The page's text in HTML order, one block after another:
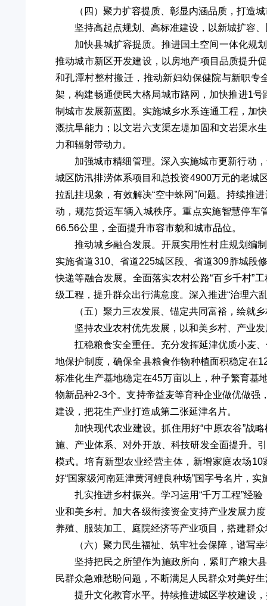
（四）聚力扩容提质、彰显内涵品质，打造
坚持高起点规划、高标准建设，以新城扩容
加快县城扩容提质。推进国土空间一体化规
推动城市新区开发建设，以房地产项目品质提升
和孔潭村整村搬迁，推动新妇幼保健院与新职
架，构建畅通便民大格局城市路网，加快推进1
制城市发展新蓝图。实施城乡水系连通工程，加
溉抗旱能力；以文岩六支渠左堤加固和文岩渠水
力和辐射带动力。
加强城市精细管理。深入实施城市更新行动
城区防汛排涝体系项目和总投资4900万元的老城
拉乱挂现象，有效解决“空中蛛网”问题。持续推
动，规范货运车辆入城秩序。重点实施智慧停
66.56公里，全面提升市容市貌和城市品位。
推动城乡融合发展。开展实用性村庄规划编
实施省道310、省道225城区段、省道309胙城段
快递等融合发展。全面落实农村公路“百乡千村”
级工程，提升群众出行满意度。深入推进“治理六
（五）聚力三农发展、锚定共同富裕，绘就
坚持农业农村优先发展，以和美乡村、产业
扛稳粮食安全重任。充分发挥延津优质小麦
地保护制度，确保全县粮食作物种植面积稳定在
标准化生产基地稳定在45万亩以上，种子繁育基
物新品种2-3个。支持帝益麦等育种企业做优做
建设，把花生产业打造成第二张延津名片。
加快现代农业建设。抓住用好“中原农谷”战
施、产业体系、对外开放、科技研发全面提升。
模式。培育新型农业经营主体，新增家庭农场
好“国家级河南延津黄河鲤良种场”国字号名片，
扎实推进乡村振兴。学习运用“千万工程”经
业和美乡村。加大各级衔接资金支持产业发展力
养殖、服装加工、庭院经济等产业项目，搭建群
（六）聚力民生福祉、筑牢社会保障，谱写
坚持把民之所望作为施政所向，紧盯产粮大
民群众急难愁盼问题，不断满足人民群众对美好
提升文化教育水平。持续推进城区学校建设